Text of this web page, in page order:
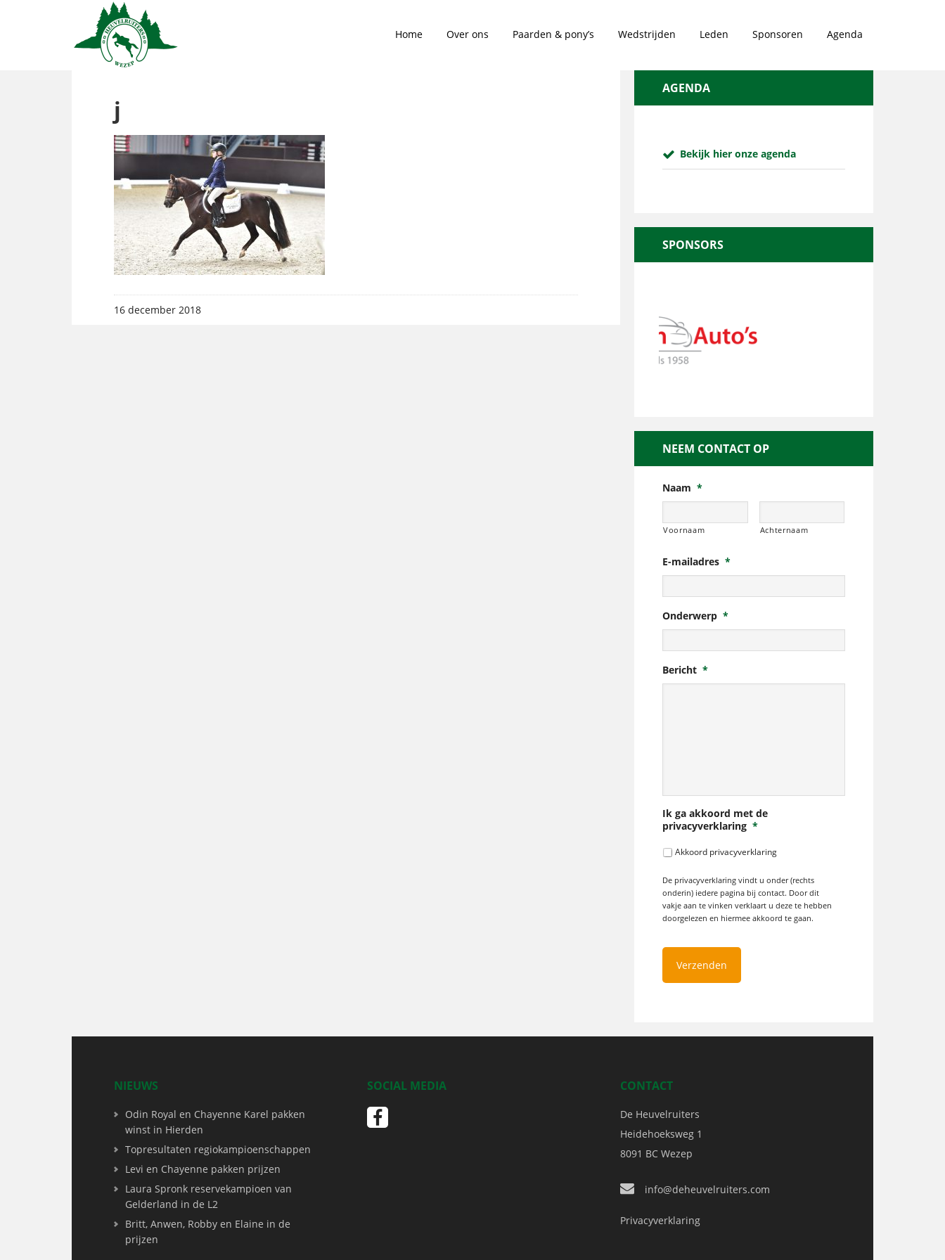
Home Over ons Paarden & pony’s Wedstrijden Leden Sponsoren Agenda
j
16 december 2018
AGENDA
Bekijk hier onze agenda
SPONSORS
NEEM CONTACT OP
Naam *
Voornaam Achternaam
E-mailadres *
Onderwerp *
Bericht *
Ik ga akkoord met de
privacyverklaring *
Akkoord privacyverklaring
De privacyverklaring vindt u onder (rechts
onderin) iedere pagina bij contact. Door dit
vakje aan te vinken verklaart u deze te hebben
doorgelezen en hiermee akkoord te gaan.
NIEUWS
Odin Royal en Chayenne Karel pakken
winst in Hierden
Topresultaten regiokampioenschappen
Levi en Chayenne pakken prijzen
Laura Spronk reservekampioen van
Gelderland in de L2
Britt, Anwen, Robby en Elaine in de
prijzen
SOCIAL MEDIA CONTACT
De Heuvelruiters
Heidehoeksweg 1
8091 BC Wezep
info@deheuvelruiters.com
Privacyverklaring